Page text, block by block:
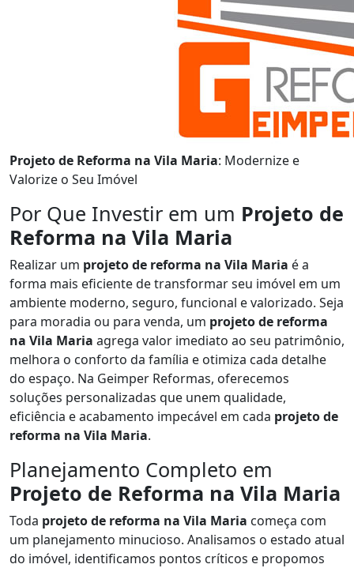
Projeto de Reforma na Vila Maria: Modernize e
Valorize o Seu Imóvel
Por Que Investir em um Projeto de
Reforma na Vila Maria
Realizar um projeto de reforma na Vila Maria é a
forma mais eficiente de transformar seu imóvel em um
ambiente moderno, seguro, funcional e valorizado. Seja
para moradia ou para venda, um projeto de reforma
na Vila Maria agrega valor imediato ao seu patrimônio,
melhora o conforto da família e otimiza cada detalhe
do espaço. Na Geimper Reformas, oferecemos
soluções personalizadas que unem qualidade,
eficiência e acabamento impecável em cada projeto de
reforma na Vila Maria.
Planejamento Completo em
Projeto de Reforma na Vila Maria
Toda projeto de reforma na Vila Maria começa com
um planejamento minucioso. Analisamos o estado atual
do imóvel, identificamos pontos críticos e propomos